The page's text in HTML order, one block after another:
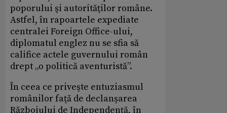
poporului şi autorităţilor române.
Astfel, în rapoartele expediate
centralei Foreign Office-ului,
diplomatul englez nu se sfia să
califice actele guvernului român
drept „o politică aventuristă”.
În ceea ce priveşte entuziasmul
românilor faţă de declanşarea
Războiului de Independenţă, în